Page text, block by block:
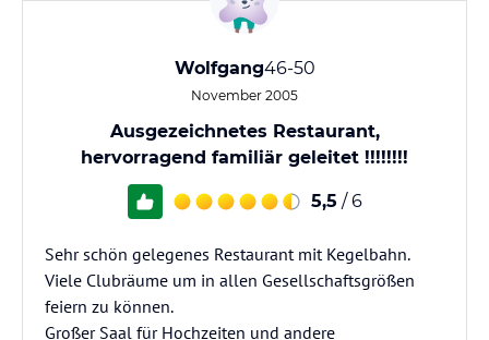
Wolfgang46-50
November 2005
Ausgezeichnetes Restaurant,
hervorragend familiär geleitet !!!!!!!!
5,5 / 6
Sehr schön gelegenes Restaurant mit Kegelbahn.
Viele Clubräume um in allen Gesellschaftsgrößen
feiern zu können.
Großer Saal für Hochzeiten und andere